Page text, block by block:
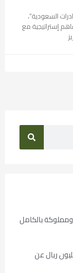
السعودية”،
إستراتيجية مع
بالكامل
تقر توزيع أرباح نقدية بقيمة 338 مليون ريال عن